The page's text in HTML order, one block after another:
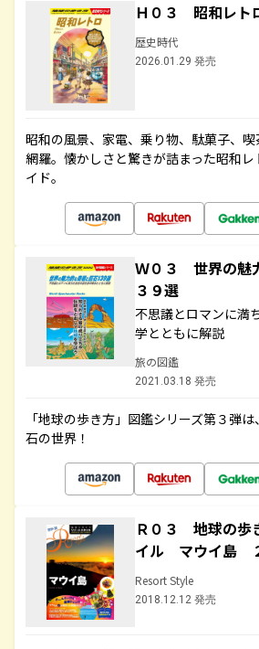
Ｈ０３ 昭和レト
歴史時代
2026.01.29 発売
昭和の風景、家電、乗り物、駄菓子、
網羅。懐かしさと驚きが詰まった昭和
イド。
Ｗ０３ 世界の魅
３９選
不思議とロマンに満
学とともに解説
旅の図鑑
2021.03.18 発売
「地球の歩き方」図鑑シリーズ第３弾
石の世界！
Ｒ０３ 地球の歩
イル マウイ島
Resort Style
2018.12.12 発売